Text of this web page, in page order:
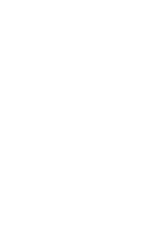
nachhaltiger
Allianz für